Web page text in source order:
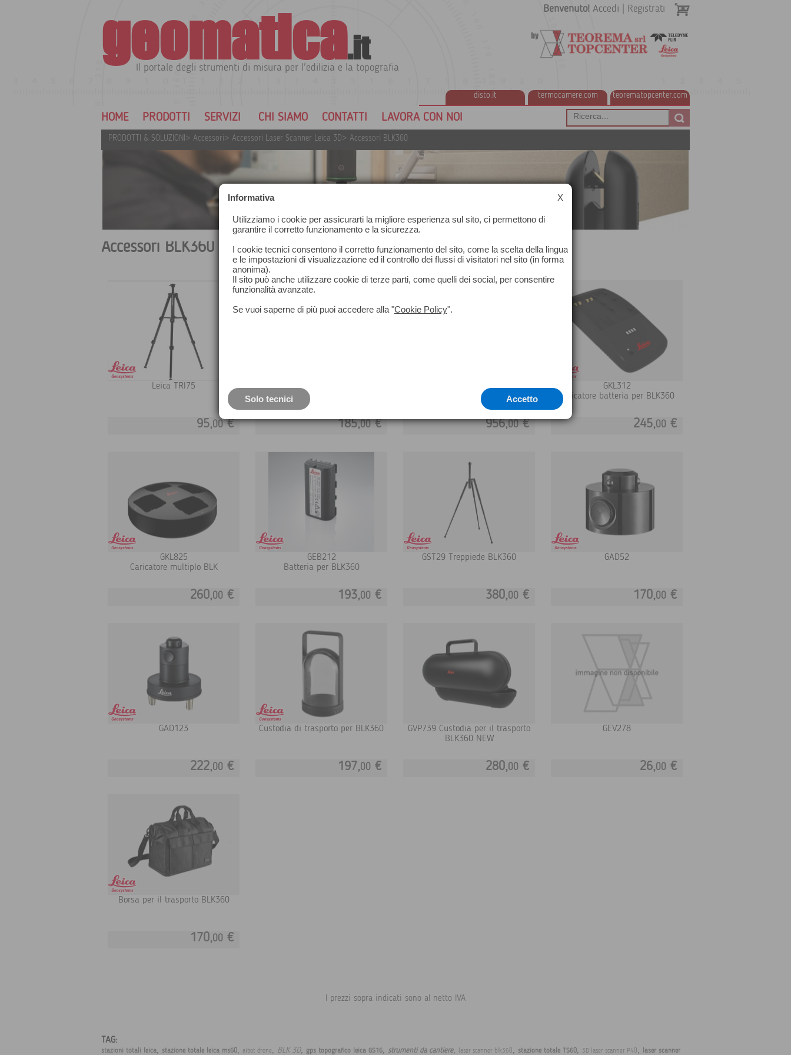
geomatica.it
Il portale degli strumenti di misura per l'edilizia e la topografia
disto.it termocamere.com teorematopcenter.com
Benvenuto! Accedi Registrati
HOME PRODOTTI SERVIZI CHI SIAMO CONTATTI LAVORA CON NOI
PRODOTTI & SOLUZIONI > Accessori > Accessori Laser Scanner Leica 3D > Accessori BLK360
Accessori BLK360
Leica TRI75
95,00€
Batteria per BLK2GO
185,00€
BLK360 Package Accessori
956,00€
GKL312
Caricatore batteria per BLK360
245,00 €
GKL825
Caricatore multiplo BLK
260,00 €
GEB212
Batteria per BLK360
193,00 €
GST29 Treppiede BLK360
380,00 €
GAD52
170,00 €
GAD123
222,00 €
Custodia di trasporto per BLK360
197,00 €
GVP739 Custodia per il trasporto
BLK360 NEW
280,00 €
GEV278
26,00 €
Borsa per il trasporto BLK360
170,00 €
I prezzi sopra indicati sono al netto IVA
TAG:
stazioni totali leica, stazione totale leica ms60, aibot drone, BLK 3D, gps topografico leica GS16, strumenti da cantiere, laser scanner blk360, stazione totale TS60, 3D laser scanner P40, laser scanner
Informativa X
Utilizziamo i cookie per assicurarti la migliore esperienza sul sito, ci permettono di
garantire il corretto funzionamento e la sicurezza.
I cookie tecnici consentono il corretto funzionamento del sito, come la scelta della lingua
e le impostazioni di visualizzazione ed il controllo dei flussi di visitatori nel sito (in forma
anonima).
Il sito può anche utilizzare cookie di terze parti, come quelli dei social, per consentire
funzionalità avanzate.
Se vuoi saperne di più puoi accedere alla "Cookie Policy".
Solo tecnici Accetto